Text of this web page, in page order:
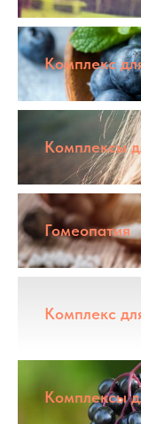
Комплекс
Комплексы
Гомеопатия
Комплекс
Комплексы